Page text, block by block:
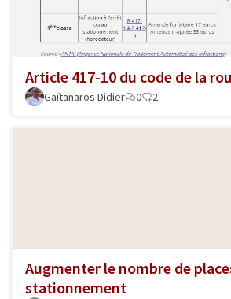
Article 417-10 du code de la
Gaïtanaros Didier
0 2
Augmenter le nombre de
stationnement